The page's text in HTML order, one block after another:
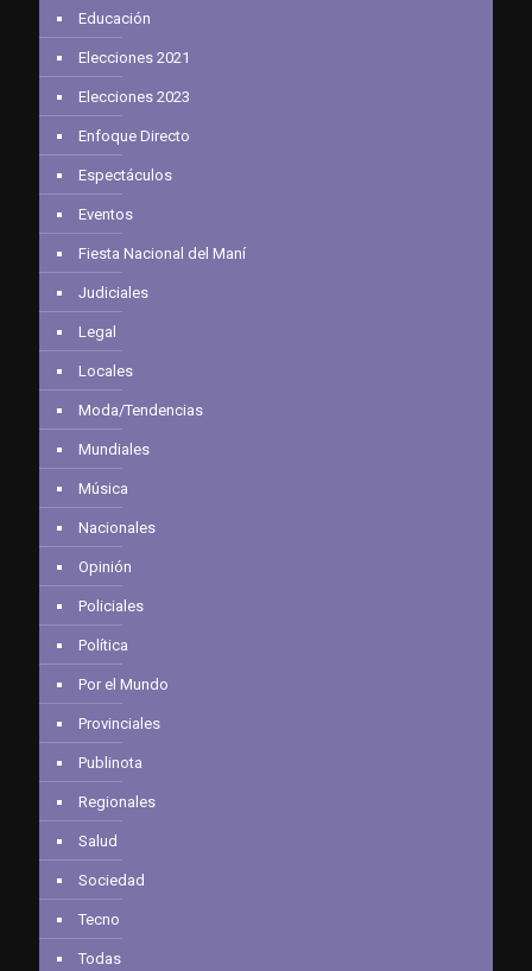
Educación
Elecciones 2021
Elecciones 2023
Enfoque Directo
Espectáculos
Eventos
Fiesta Nacional del Maní
Judiciales
Legal
Locales
Moda/Tendencias
Mundiales
Música
Nacionales
Opinión
Policiales
Política
Por el Mundo
Provinciales
Publinota
Regionales
Salud
Sociedad
Tecno
Todas